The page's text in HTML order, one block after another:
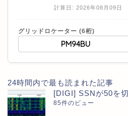
計算日: 2026年08月09日
グリッドロケーター (6桁)
24時間内で最も読まれた記事
[DIGI] SSNが50を
85件のビュー